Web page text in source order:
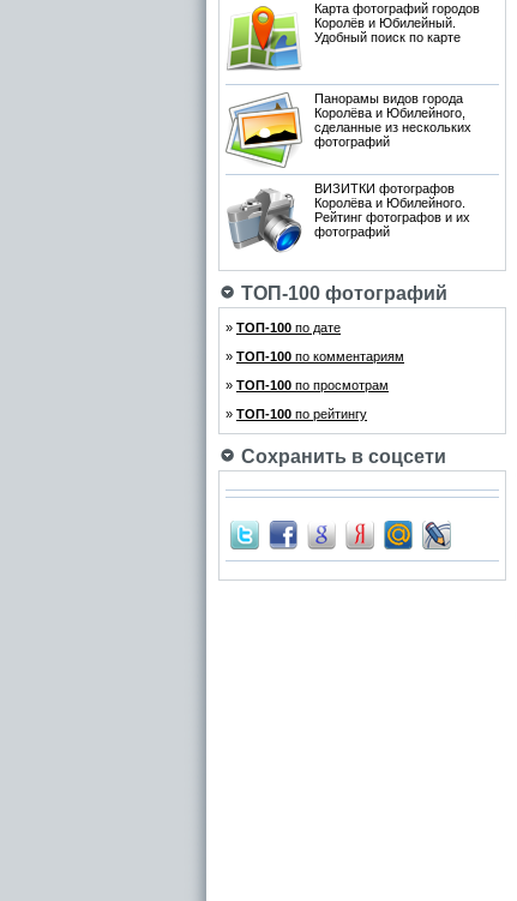
Карта фотографий городов
Королёв и Юбилейный.
Удобный поиск по карте
Панорамы видов города
Королёва и Юбилейного,
сделанные из нескольких
фотографий
ВИЗИТКИ фотографов
Королёва и Юбилейного.
Рейтинг фотографов и их
фотографий
ТОП-100 фотографий
» ТОП-100 по дате
» ТОП-100 по комментариям
» ТОП-100 по просмотрам
» ТОП-100 по рейтингу
Сохранить в соцсети